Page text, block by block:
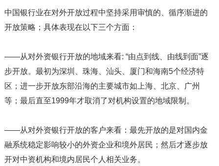
中国银行业在对外开放过程中坚持采用审慎的、循序渐进的
开放策略；具体表现在以下三个方面：
——从对外资银行开放的地域来看: “由点到线、由线到面”逐
步开放。最初为深圳、珠海、汕头、厦门和海南5个经济特
区；进一步开放东部沿海的主要城市如上海、北京、广州
等；最后直至1999年才取消了对机构设置的地域限制。
——从对外资银行开放的客户来看：最先开放的是对国内金
融系统稳定影响较小的外资企业和境外居民；然后才逐步放
开对中资机构和境内居民个人相关业务。